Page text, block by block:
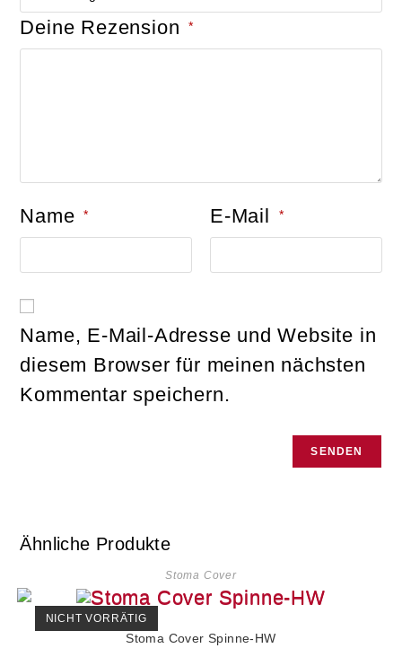
Deine Rezension *
Name * E-Mail *
Name, E-Mail-Adresse und Website in
diesem Browser für meinen nächsten
Kommentar speichern.
Ähnliche Produkte
Stoma Cover
NICHT VORRÄTIG
Stoma Cover Spinne-HW